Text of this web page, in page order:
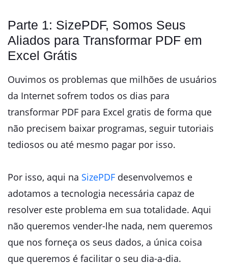
Parte 1: SizePDF, Somos Seus
Aliados para Transformar PDF em
Excel Grátis
Ouvimos os problemas que milhões de usuários
da Internet sofrem todos os dias para
transformar PDF para Excel gratis de forma que
não precisem baixar programas, seguir tutoriais
tediosos ou até mesmo pagar por isso.
Por isso, aqui na SizePDF desenvolvemos e
adotamos a tecnologia necessária capaz de
resolver este problema em sua totalidade. Aqui
não queremos vender-lhe nada, nem queremos
que nos forneça os seus dados, a única coisa
que queremos é facilitar o seu dia-a-dia.